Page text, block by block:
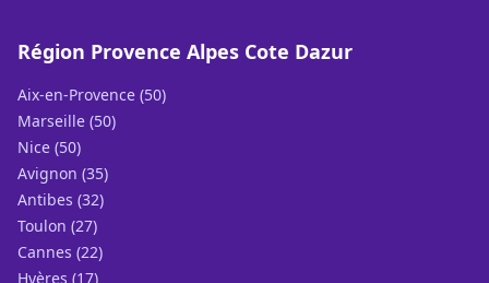
Région Provence Alpes Cote Dazur
Aix-en-Provence (50)
Marseille (50)
Nice (50)
Avignon (35)
Antibes (32)
Toulon (27)
Cannes (22)
Hyères (17)